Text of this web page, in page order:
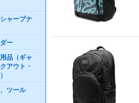
ャープナ
ー
品（ギャ
アウト・
ツール